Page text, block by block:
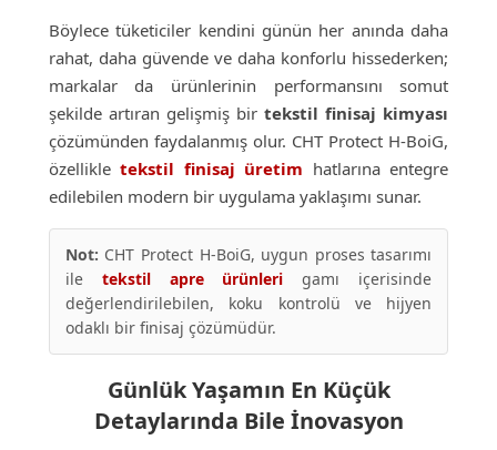
Böylece tüketiciler kendini günün her anında daha
rahat, daha güvende ve daha konforlu hissederken;
markalar da ürünlerinin performansını somut
şekilde artıran gelişmiş birtekstil finisaj kimyası
çözümünden faydalanmış olur. CHT Protect H-BoiG,
özellikletekstil finisaj üretim hatlarına entegre
edilebilen modern bir uygulama yaklaşımı sunar.
Not: CHT Protect H-BoiG, uygun proses tasarımı
ile tekstil apre ürünleri gamı içerisinde
değerlendirilebilen, koku kontrolü ve hijyen
odaklı bir finisaj çözümüdür.
Günlük Yaşamın En Küçük
Detaylarında Bile İnovasyon